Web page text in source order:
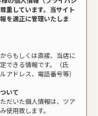
重しています。当サイト
を適正に管理いたしま
らもしくは直接、当店に
できる情報です。（氏
アドレス、電話番号等）
いて
だいた個人情報は、ツア
使用致します。